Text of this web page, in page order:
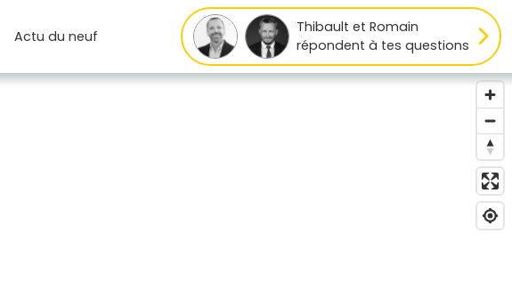
Actudu neuf
Thibault et Romain
répondent à tes questions